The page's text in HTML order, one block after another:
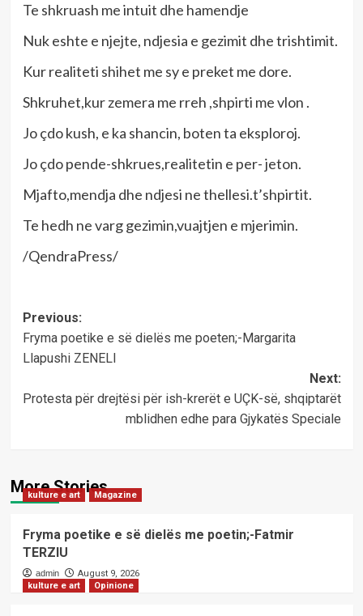
Te shkruash me intuit dhe hamendje
Nuk eshte e njejte, ndjesia e gezimit dhe trishtimit.
Kur realiteti shihet me sy e preket me dore.
Shkruhet,kur zemera me rreh ,shpirti me vlon .
Jo çdo kush, e ka shancin, boten ta eksploroj.
Jo çdo pende-shkrues,realitetin e per- jeton.
Mjafto,mendja dhe ndjesi ne thellesi.t’shpirtit.
Te hedh ne varg gezimin,vuajtjen e mjerimin.
/QendraPress/
Post
navigation
Previous:
Fryma poetike e së dielës me poeten;-Margarita
Llapushi ZENELI
Next:
Protesta për drejtësi për ish-krerët e UÇK-së, shqiptarët
mblidhen edhe para Gjykatës Speciale
More Stories
kulture e art Magazine
Fryma poetike e së dielës me poetin;-Fatmir
TERZIU
admin
August 9, 2026
kulture e art
Opinione